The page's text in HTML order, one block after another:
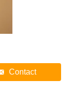
Contact